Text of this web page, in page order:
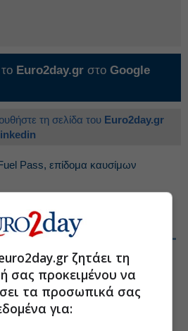
Euro2day.gr στο Google
τη σελίδα του Euro2day.gr
Pass, επίδομα καυσίμων
της βενζίνης στις αντλίες
ανάγκες και περιθώρια, θα
με τα
ζητάει τη
σας προκειμένου να
τα προσωπικά σας
για: